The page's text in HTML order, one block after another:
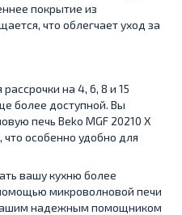
покрытие из
что облегчает уход за
на 4, 6, 8 и 15
более доступной. Вы
печь Beko MGF 20210 X
что особенно удобно для
вашу кухню более
микроволновой печи
надежным помощником